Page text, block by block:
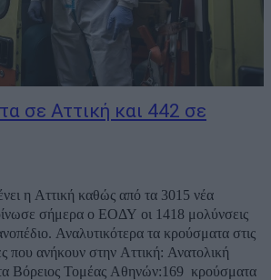
σε Αττική και 442 σε
η Αττική καθώς από τα 3015 νέα
σήμερα ο ΕΟΔΥ οι 1418 μολύνσεις
κρούσματα στις
ανήκουν στην Αττική: Ανατολική